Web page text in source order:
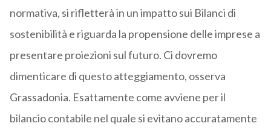
normativa, si rifletterà in un impatto sui Bilanci di
sostenibilità e riguarda la propensione delle imprese a
presentare proiezioni sul futuro. Ci dovremo
dimenticare di questo atteggiamento, osserva
Grassadonia. Esattamente come avviene per il
bilancio contabile nel quale si evitano accuratamente